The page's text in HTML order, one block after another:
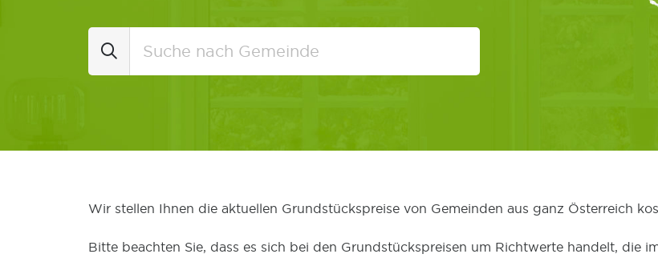
Wir stellen Ihnen die aktuellen Grundstückspreise von Gemeinden aus ganz Österreich
Bitte beachten Sie, dass es sich bei den Grundstückspreisen um Richtwerte handelt, die